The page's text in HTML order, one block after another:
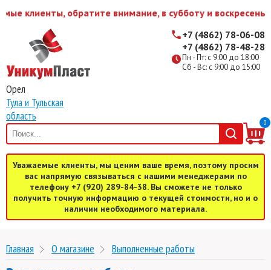
клиенты, обратите внимание, в субботу и воскресенье
Орел
Тула и Тульская
область
Пн - Пт: с 9:00 до 18:00
Сб - Вс: с 9:00 до 15:00
+7 (4862) 78-06-08
+7 (4862) 78-48-28
0
Уважаемые клиенты, мы ценим ваше время, поэтому просим
вас напрямую связываться с нашими менеджерами по
телефону +7 (920) 289-84-38. Вы сможете не только
получить точную информацию о текущей стоимости, но и о
наличии необходимого материала.
Главная О магазине Выполненные работы